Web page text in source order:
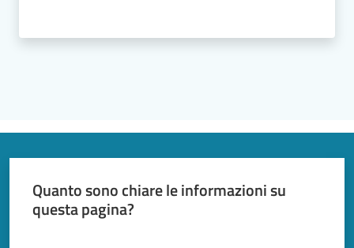
Quanto sono chiare le informazioni su
questa pagina?